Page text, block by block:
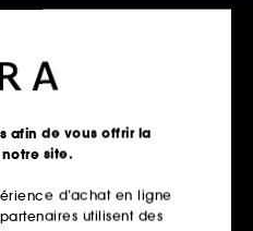
afin de vous offrir la
site.
d’achat en ligne
utilisent des